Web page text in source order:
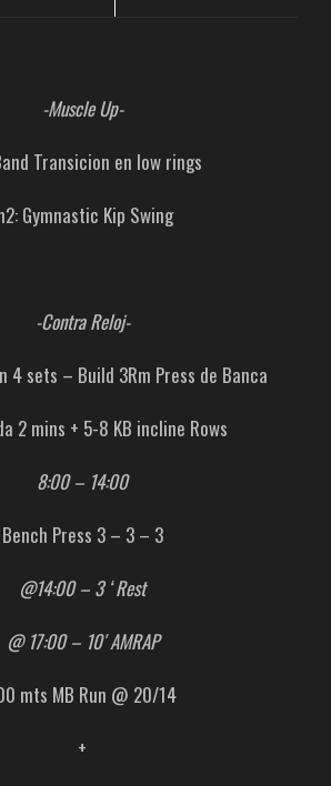
-Muscle Up-
Transicion en low rings
Gymnastic Kip Swing
-Contra Reloj-
4 sets – Build 3Rm Press de Banca
2 mins + 5-8 KB incline Rows
8:00 – 14:00
Bench Press 3 – 3 – 3
@14:00 – 3 ‘ Rest
@ 17:00 – 10′ AMRAP
mts MB Run @ 20/14
+